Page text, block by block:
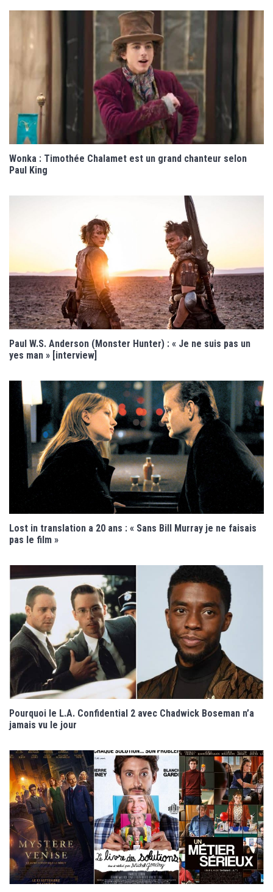
Wonka : Timothée Chalamet est un grand chanteur selon
Paul King
Paul W.S. Anderson (Monster Hunter) : « Je ne suis pas un
yes man » [interview]
Lost in translation a 20 ans : « Sans Bill Murray je ne faisais
pas le film »
Pourquoi le L.A. Confidential 2 avec Chadwick Boseman n’a
jamais vu le jour